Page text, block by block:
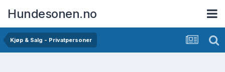
Hundesonen.no
Kjøp & Salg - Privatpersoner